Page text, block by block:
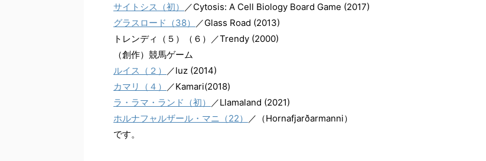
サイトシス（初） ／Cytosis: A Cell Biology Board Game (2017)
グラスロード（38） ／Glass Road (2013)
トレンディ（５）（６）／Trendy (2000)
（創作）競馬ゲーム
ルイス（２） ／luz (2014)
カマリ（４） ／Kamari(2018)
ラ・ラマ・ランド（初） ／Llamaland (2021)
ホルナフャルザール・マニ（22） ／（Hornafjarðarmanni）
です。